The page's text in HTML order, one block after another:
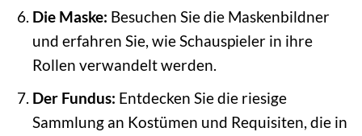
Die Maske: Besuchen Sie die Maskenbildner
und erfahren Sie, wie Schauspieler in ihre
Rollen verwandelt werden.
Der Fundus: Entdecken Sie die riesige
Sammlung an Kostümen und Requisiten, die in